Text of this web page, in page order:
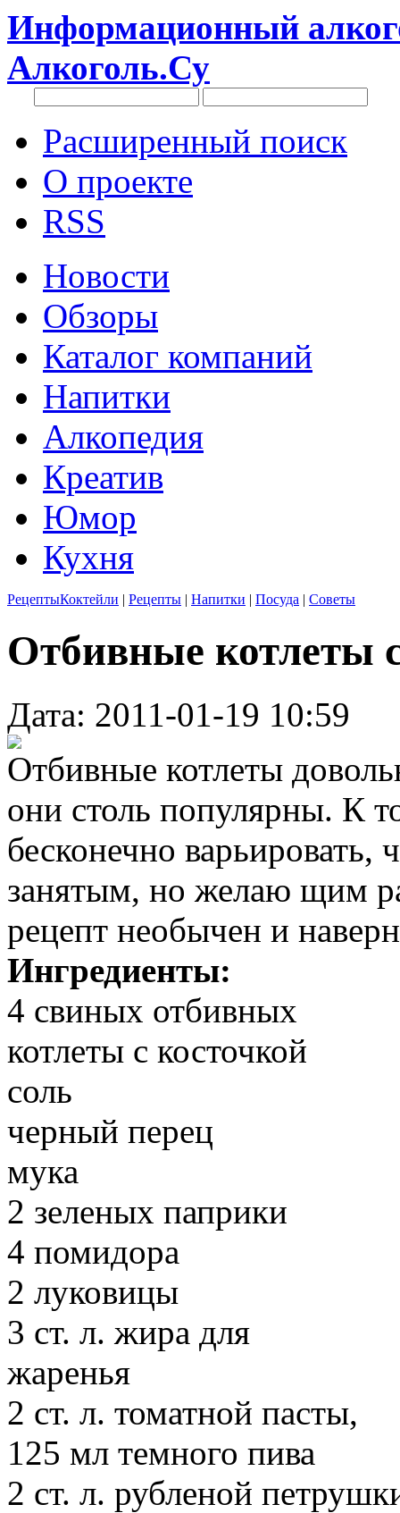
Информационный
Алкоголь.Су
Расширенный поиск
О проекте
RSS
Новости
Обзоры
Каталог компаний
Напитки
Алкопедия
Креатив
Юмор
Кухня
РецептыКоктейли | Рецепты | Напитки | Посуда | Советы
Отбивные котлеты
Дата: 2011-01-19 10:59
Отбивные котлеты
они столь популярны. К
бесконечно
занятым, но желаю щим
рецепт необычен и
Ингредиенты:
4 свиных отбивных
котлеты с косточкой
соль
черный перец
мука
2 зеленых паприки
4 помидора
2 луковицы
3 ст. л. жира для
жаренья
2 ст. л. томатной пасты,
125 мл темного пива
2 ст. л. рубленой